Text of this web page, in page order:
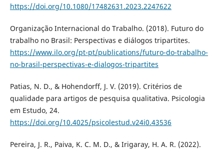
https://doi.org/10.1080/17482631.2023.2247622
Organização Internacional do Trabalho. (2018). Futuro do
trabalho no Brasil: Perspectivas e diálogos tripartites.
https://www.ilo.org/pt-pt/publications/futuro-do-trabalho-
no-brasil-perspectivas-e-dialogos-tripartites
Patias, N. D., & Hohendorff, J. V. (2019). Critérios de
qualidade para artigos de pesquisa qualitativa. Psicologia
em Estudo, 24.
https://doi.org/10.4025/psicolestud.v24i0.43536
Pereira, J. R., Paiva, K. C. M. D., & Irigaray, H. A. R. (2022).